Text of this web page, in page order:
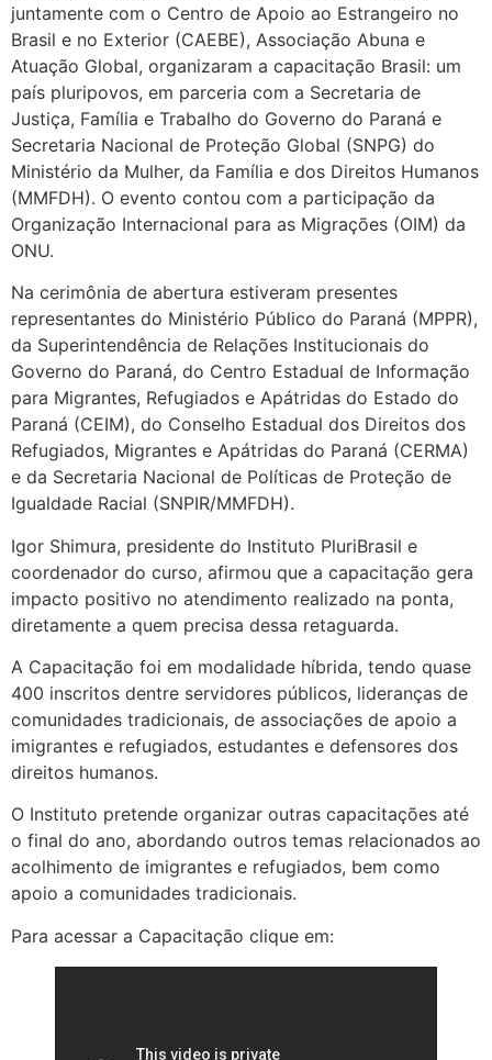
juntamente com o Centro de Apoio ao Estrangeiro no
Brasil e no Exterior (CAEBE), Associação Abuna e
Atuação Global, organizaram a capacitação Brasil: um
país pluripovos, em parceria com a Secretaria de
Justiça, Família e Trabalho do Governo do Paraná e
Secretaria Nacional de Proteção Global (SNPG) do
Ministério da Mulher, da Família e dos Direitos Humanos
(MMFDH). O evento contou com a participação da
Organização Internacional para as Migrações (OIM) da
ONU.
Na cerimônia de abertura estiveram presentes
representantes do Ministério Público do Paraná (MPPR),
da Superintendência de Relações Institucionais do
Governo do Paraná, do Centro Estadual de Informação
para Migrantes, Refugiados e Apátridas do Estado do
Paraná (CEIM), do Conselho Estadual dos Direitos dos
Refugiados, Migrantes e Apátridas do Paraná (CERMA)
e da Secretaria Nacional de Políticas de Proteção de
Igualdade Racial (SNPIR/MMFDH).
Igor Shimura, presidente do Instituto PluriBrasil e
coordenador do curso, afirmou que a capacitação gera
impacto positivo no atendimento realizado na ponta,
diretamente a quem precisa dessa retaguarda.
A Capacitação foi em modalidade híbrida, tendo quase
400 inscritos dentre servidores públicos, lideranças de
comunidades tradicionais, de associações de apoio a
imigrantes e refugiados, estudantes e defensores dos
direitos humanos.
O Instituto pretende organizar outras capacitações até
o final do ano, abordando outros temas relacionados ao
acolhimento de imigrantes e refugiados, bem como
apoio a comunidades tradicionais.
Para acessar a Capacitação clique em: